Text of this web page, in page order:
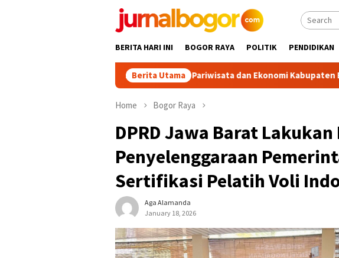
BERITA HARI INI BOGOR RAYA POLITIK PENDIDIKAN
Berita Utama
Sport Tourism, Dongkrak Pariwisata dan Ekonomi Kabupaten Bogor
Home Bogor Raya
DPRD Jawa Barat
Penyelenggaraan
Sertifikasi Pelatih Voli
Aga Alamanda
January 18, 2026